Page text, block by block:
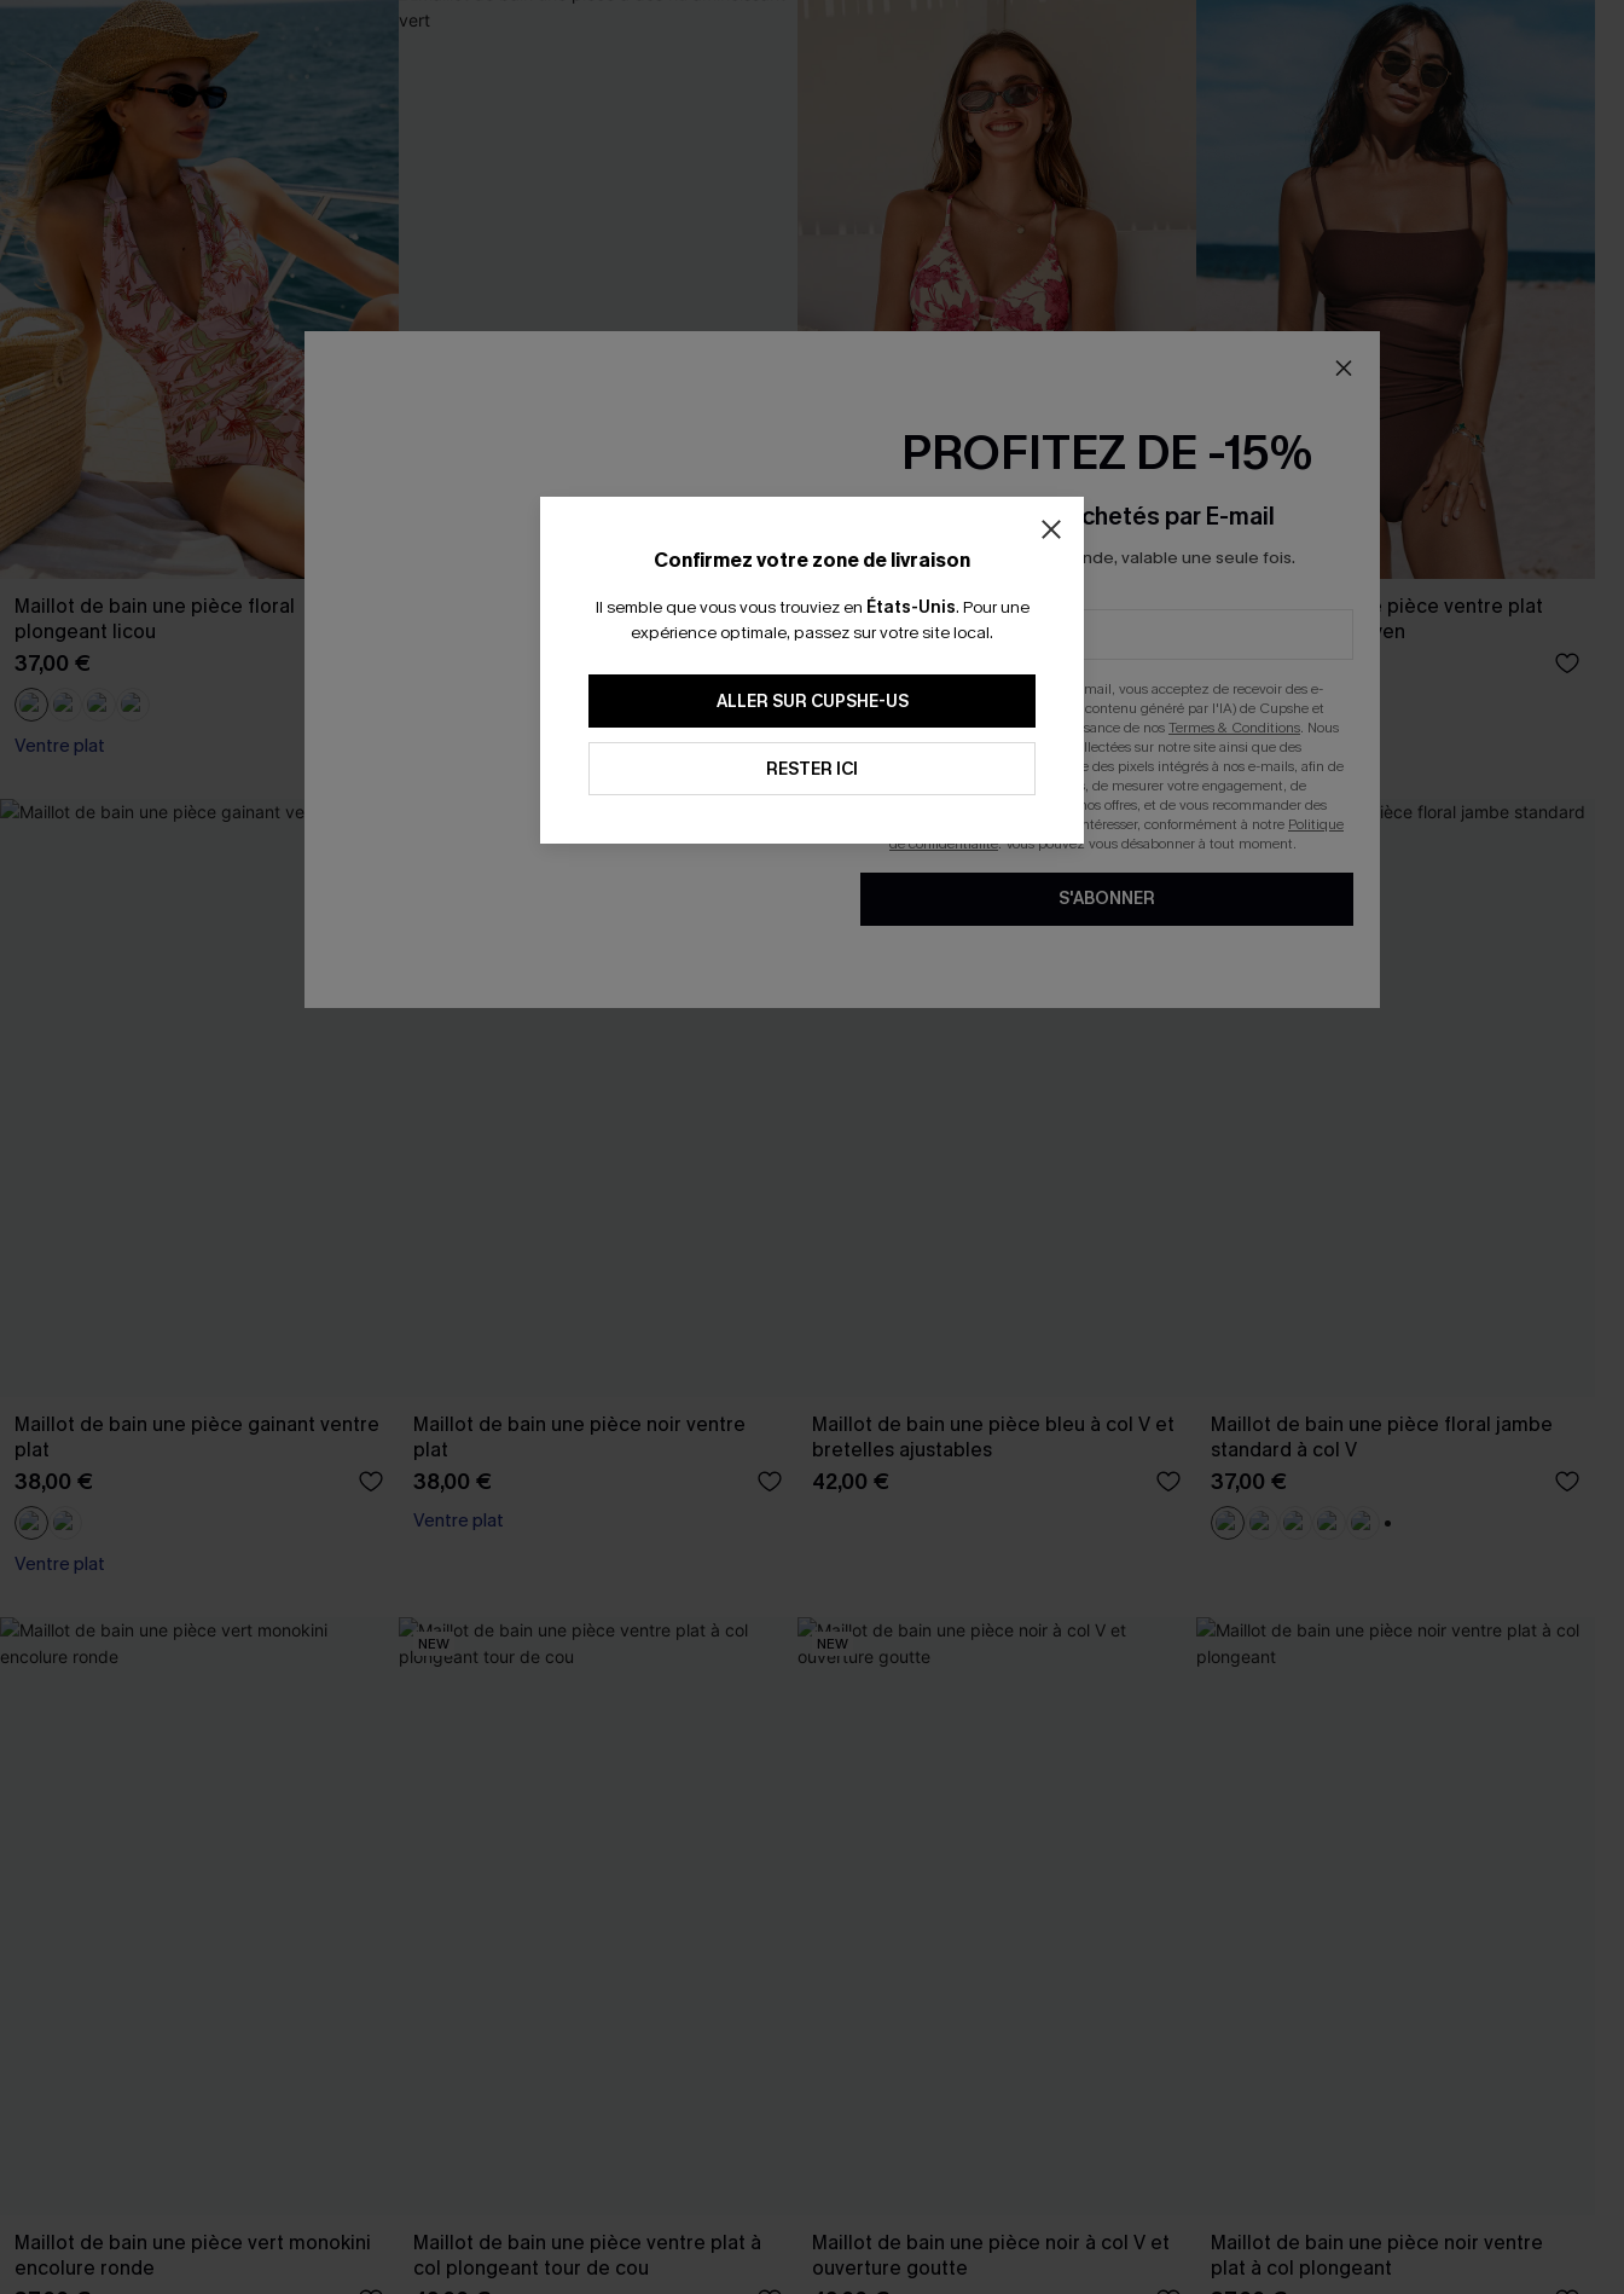
Maillot de bain une pièce floral
plongeant licou
37,00 €
Ventre plat
Maillot de bain une pièce à dos nu
Maillot de bain une pièce floral jambe
standard col plongeant
Maillot de bain une pièce ventre plat
support buste moyen
Ventre plat
Maillot de bain une pièce gainant ventre
plat
38,00 €
Ventre plat
Maillot de bain une pièce noir ventre
plat
38,00 €
Ventre plat
Maillot de bain une pièce bleu à col V et
bretelles ajustables
42,00 €
Maillot de bain une pièce floral jambe
standard à col V
37,00 €
Maillot de bain une pièce vert monokini
encolure ronde
NEW
Maillot de bain une pièce ventre plat à
col plongeant tour de cou
NEW
Maillot de bain une pièce noir à col V et
ouverture goutte
Maillot de bain une pièce noir ventre
plat à col plongeant
Confirmez votre zone de livraison
Il semble que vous vous trouviez en États-Unis. Pour une
expérience optimale, passez sur votre site local.
ALLER SUR CUPSHE-US
RESTER ICI
PROFITEZ DE -15%
-15% dès 2 Achetés par E-mail
*Un code par commande, valable une seule fois.
En soumettant votre adresse e-mail, vous acceptez de recevoir des e-
mails marketing (y compris du contenu généré par l'IA) de Cupshe et
reconnaissez avoir pris connaissance de nosTermes & Conditions. Nous
pouvons utiliser les données collectées sur notre site ainsi que des
technologies de suivi, telles que des pixels intégrés à nos e-mails, afin de
savoir si ceux-ci ont été ouverts, de mesurer votre engagement, de
personnaliser nos contenus et nos offres, et de vous recommander des
produits susceptibles de vous intéresser, conformément à notre Politique
de confidentialité. Vous pouvez vous désabonner à tout moment.
S'ABONNER